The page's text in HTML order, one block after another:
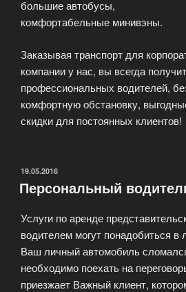
большие автобусы,
комфортабельные минивэны.
Заказывая транспорт для
компании у нас, вы всегда
профессиональных водителей,
комфортную обстановку,
скидки для постоянных клиентов!
ОПУБЛИКОВАНО
19.05.2016
Персональный
Услуги по аренде
водителем могут понадобиться
Ваш личный автомобиль
необходимо поехать на
приезжает Важный клиент,